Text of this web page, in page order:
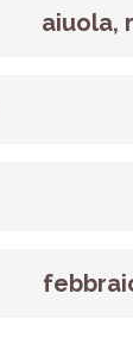
aiuola,